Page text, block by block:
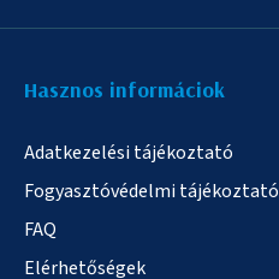
Hasznos informáciok
Adatkezelési tájékoztató
Fogyasztóvédelmi tájékoztató
FAQ
Elérhetőségek